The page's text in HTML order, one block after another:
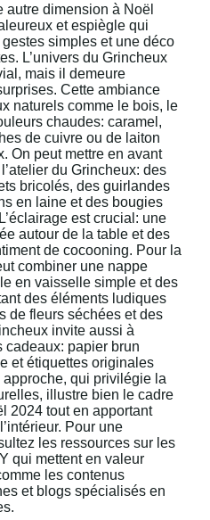
autre dimension à Noël
et espiègle qui
simples et une déco
L’univers du Grincheux
mais il demeure
Cette ambiance
naturels comme le bois, le
chaudes: caramel,
de cuivre ou de laiton
On peut mettre en avant
du Grincheux: des
bricolés, des guirlandes
en laine et des bougies
est crucial: une
autour de la table et des
de cocooning. Pour la
combiner une nappe
en vaisselle simple et des
des éléments ludiques
de fleurs séchées et des
invite aussi à
cadeaux: papier brun
et étiquettes originales
qui privilégie la
illustre bien le cadre
2024 tout en apportant
Pour une
les ressources sur les
qui mettent en valeur
les contenus
et blogs spécialisés en